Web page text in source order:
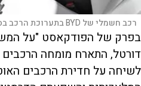
רכב חשמלי של BYD בתערוכת הרכב בסין |
בפרק של הפודקאסט "על
דורטל, התארח מומחה
לשיחה על חדירת הרכבים